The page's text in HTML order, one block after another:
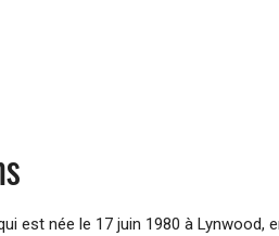
est née le 17 juin 1980 à Lynwood,